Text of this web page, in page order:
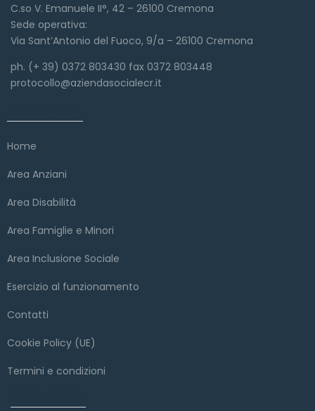
C.so V. Emanuele II°, 42 – 26100 Cremona
Sede operativa:
Via Sant’Antonio del Fuoco, 9/a – 26100 Cremona
ph. (+ 39) 0372 803430 fax 0372 803448
protocollo@aziendasocialecr.it
Home
Area Anziani
Area Disabilità
Area Famiglie e Minori
Area Inclusione Sociale
Esercizio al funzionamento
Contatti
Cookie Policy (UE)
Termini e condizioni